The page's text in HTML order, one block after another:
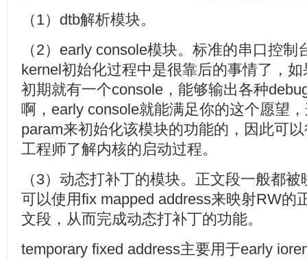
（1）dtb解析模块。
（2）early console模块。标准的串口控
kernel初始化过程中是很靠后的事情了，
初期就有一个console，能够输出各种
啊，early console就能满足你的这个愿望
param来初始化该模块的功能的，因此可
工程师了解内核的启动过程。
（3）动态打补丁的模块。正文段一般都
可以使用fix mapped address来映射RW的
文段，从而完成动态打补丁的功能。
temporary fixed address主要用于early